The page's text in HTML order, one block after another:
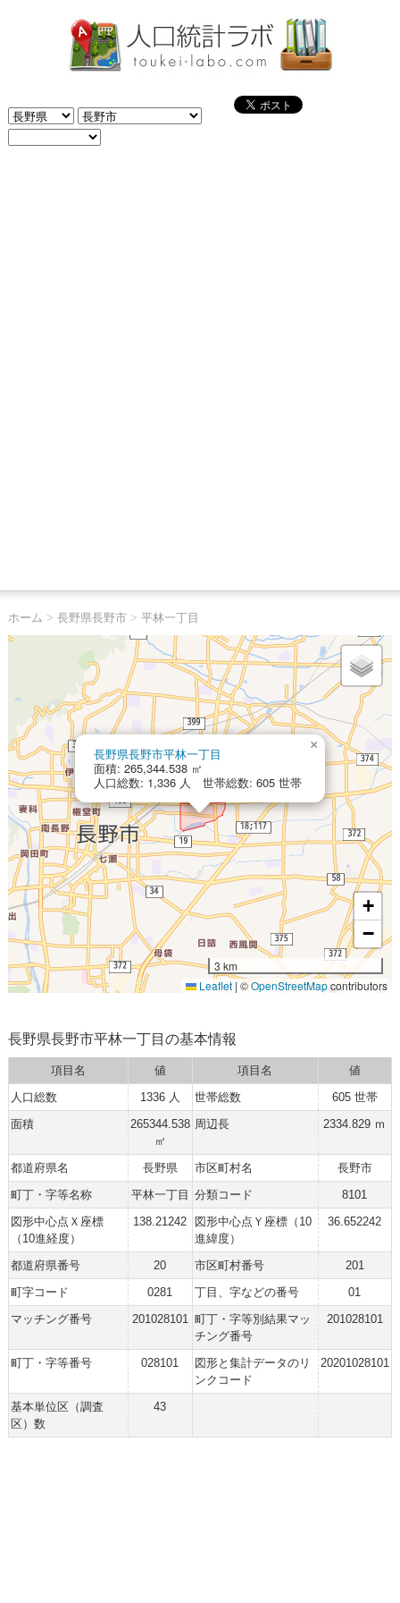
ホーム > 長野県長野市> 平林一丁目
長野県長野市平林一丁目
面積: 265,344.538 ㎡
人口総数: 1,336 人 世帯総数: 605 世帯
×
+
−
3 km
Leaflet | ©OpenStreetMapcontributors
長野県長野市平林一丁目の基本情報
項目名 値 項目名
値
人口総数
1336 人 世帯総数
605 世帯
面積
265344.538
㎡
周辺長 2334.829 ｍ
都道府県名 長野県 市区町村名
長野市
町丁・字等名称
平林一丁目 分類コード
8101
図形中心点Ｘ座標
（10進経度）
138.21242
図形中心点Ｙ座標（10
進緯度）
36.652242
都道府県番号 20 市区町村番号
201
町字コード
0281 丁目、字などの番号
01
マッチング番号
201028101 町丁・字等別結果マッ
チング番号
201028101
町丁・字等番号 028101
図形と集計データのリ
ンクコード
20201028101
基本単位区（調査
区）数
43